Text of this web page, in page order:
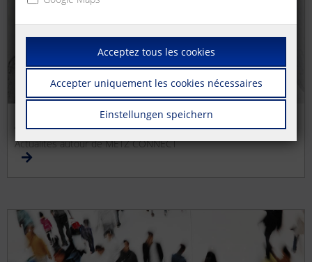
Actualités METZ CONNECT
Actualités autour de METZ CONNECT
Acceptez tous les cookies
Accepter uniquement les cookies nécessaires
Einstellungen speichern